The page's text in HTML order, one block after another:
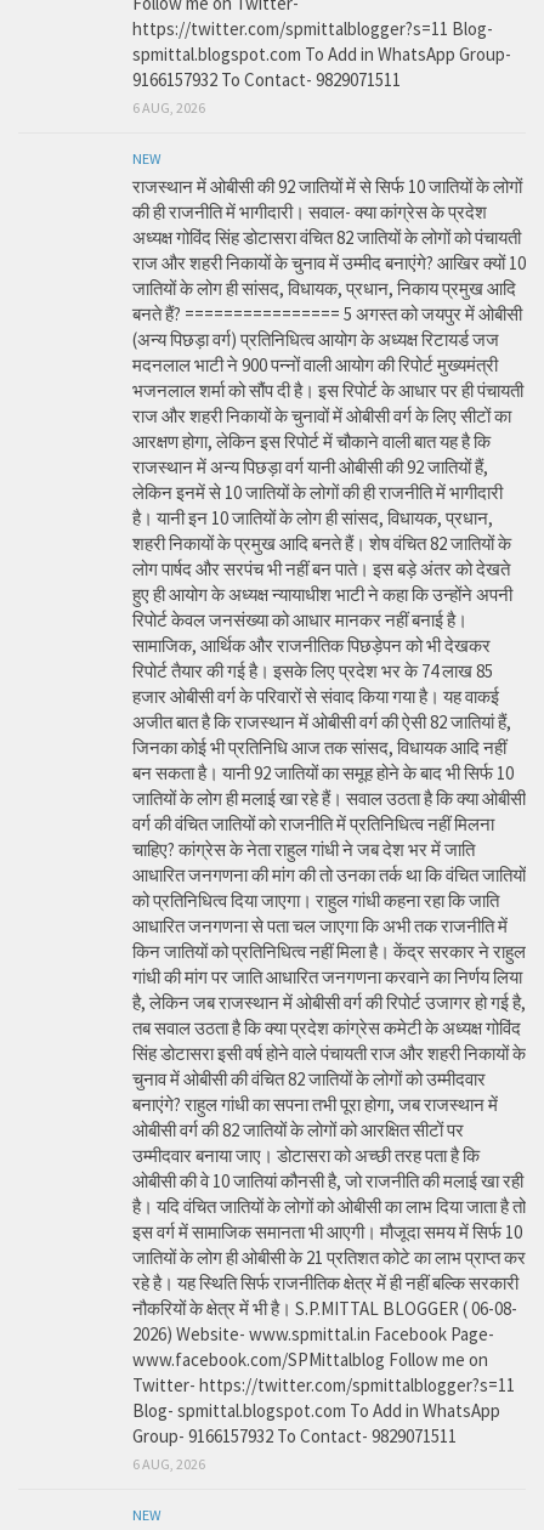
https://twitter.com/spmittalblogger?s=11 Blog-
spmittal.blogspot.com To Add in WhatsApp Group-
9166157932 To Contact- 9829071511
6 AUG, 2026
NEW
राजस्थान में ओबीसी की 92 जातियों में से सिर्फ 10 जातियों के लोगों
की ही राजनीति में भागीदारी। सवाल- क्या कांग्रेस के प्रदेश
अध्यक्ष गोविंद सिंह डोटासरा वंचित 82 जातियों के लोगों को पंचायती
राज और शहरी निकायों के चुनाव में उम्मीद बनाएंगे? आखिर क्यों 10
जातियों के लोग ही सांसद, विधायक, प्रधान, निकाय प्रमुख आदि
बनते हैं? ================ 5 अगस्त को जयपुर में ओबीसी
(अन्य पिछड़ा वर्ग) प्रतिनिधित्व आयोग के अध्यक्ष रिटायर्ड जज
मदनलाल भाटी ने 900 पन्नों वाली आयोग की रिपोर्ट मुख्यमंत्री
भजनलाल शर्मा को सौंप दी है। इस रिपोर्ट के आधार पर ही पंचायती
राज और शहरी निकायों के चुनावों में ओबीसी वर्ग के लिए सीटों का
आरक्षण होगा, लेकिन इस रिपोर्ट में चौकाने वाली बात यह है कि
राजस्थान में अन्य पिछड़ा वर्ग यानी ओबीसी की 92 जातियों हैं,
लेकिन इनमें से 10 जातियों के लोगों की ही राजनीति में भागीदारी
है। यानी इन 10 जातियों के लोग ही सांसद, विधायक, प्रधान,
शहरी निकायों के प्रमुख आदि बनते हैं। शेष वंचित 82 जातियों के
लोग पार्षद और सरपंच भी नहीं बन पाते। इस बड़े अंतर को देखते
हुए ही आयोग के अध्यक्ष न्यायाधीश भाटी ने कहा कि उन्होंने अपनी
रिपोर्ट केवल जनसंख्या को आधार मानकर नहीं बनाई है।
सामाजिक, आर्थिक और राजनीतिक पिछड़ेपन को भी देखकर
रिपोर्ट तैयार की गई है। इसके लिए प्रदेश भर के 74 लाख 85
हजार ओबीसी वर्ग के परिवारों से संवाद किया गया है। यह वाकई
अजीत बात है कि राजस्थान में ओबीसी वर्ग की ऐसी 82 जातियां हैं,
जिनका कोई भी प्रतिनिधि आज तक सांसद, विधायक आदि नहीं
बन सकता है। यानी 92 जातियों का समूह होने के बाद भी सिर्फ 10
जातियों के लोग ही मलाई खा रहे हैं। सवाल उठता है कि क्या ओबीसी
वर्ग की वंचित जातियों को राजनीति में प्रतिनिधित्व नहीं मिलना
चाहिए? कांग्रेस के नेता राहुल गांधी ने जब देश भर में जाति
आधारित जनगणना की मांग की तो उनका तर्क था कि वंचित जातियों
को प्रतिनिधित्व दिया जाएगा। राहुल गांधी कहना रहा कि जाति
आधारित जनगणना से पता चल जाएगा कि अभी तक राजनीति में
किन जातियों को प्रतिनिधित्व नहीं मिला है। केंद्र सरकार ने राहुल
गांधी की मांग पर जाति आधारित जनगणना करवाने का निर्णय लिया
है, लेकिन जब राजस्थान में ओबीसी वर्ग की रिपोर्ट उजागर हो गई है,
तब सवाल उठता है कि क्या प्रदेश कांग्रेस कमेटी के अध्यक्ष गोविंद
सिंह डोटासरा इसी वर्ष होने वाले पंचायती राज और शहरी निकायों के
चुनाव में ओबीसी की वंचित 82 जातियों के लोगों को उम्मीदवार
बनाएंगे? राहुल गांधी का सपना तभी पूरा होगा, जब राजस्थान में
ओबीसी वर्ग की 82 जातियों के लोगों को आरक्षित सीटों पर
उम्मीदवार बनाया जाए। डोटासरा को अच्छी तरह पता है कि
ओबीसी की वे 10 जातियां कौनसी है, जो राजनीति की मलाई खा रही
है। यदि वंचित जातियों के लोगों को ओबीसी का लाभ दिया जाता है तो
इस वर्ग में सामाजिक समानता भी आएगी। मौजूदा समय में सिर्फ 10
जातियों के लोग ही ओबीसी के 21 प्रतिशत कोटे का लाभ प्राप्त कर
रहे है। यह स्थिति सिर्फ राजनीतिक क्षेत्र में ही नहीं बल्कि सरकारी
नौकरियों के क्षेत्र में भी है। S.P.MITTAL BLOGGER ( 06-08-
2026) Website- www.spmittal.in Facebook Page-
www.facebook.com/SPMittalblog Follow me on
Twitter- https://twitter.com/spmittalblogger?s=11
Blog- spmittal.blogspot.com To Add in WhatsApp
Group- 9166157932 To Contact- 9829071511
6 AUG, 2026
NEW